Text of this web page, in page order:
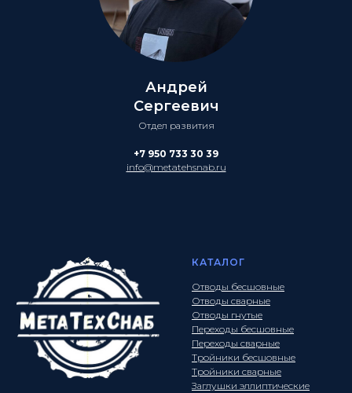
Андрей
Сергеевич
Отдел развития
+7 950 733 30 39
info@metatehsnab.ru
КАТАЛОГ
Отводы бесшовные
Отводы сварные
Отводы гнутые
Переходы бесшовные
Переходы сварные
Тройники бесшовные
Тройники сварные
Заглушки эллиптические